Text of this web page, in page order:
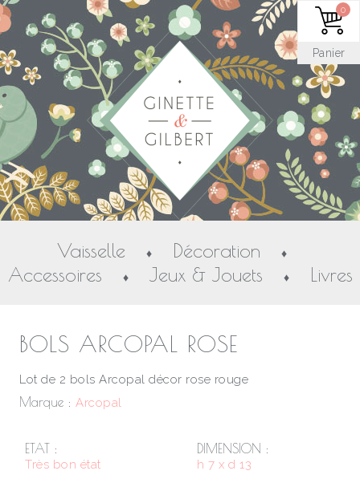
Vaisselle ♦ Décoration ♦
Accessoires ♦ Jeux & Jouets ♦ Livres
BOLS ARCOPAL ROSE
Lot de 2 bols Arcopal décor rose rouge
Marque : Arcopal
ETAT :
Très bon état
DIMENSION :
h 7 x d 13
Panier
0